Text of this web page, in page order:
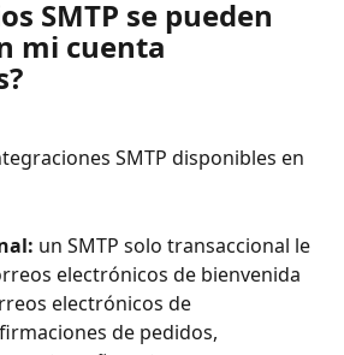
SMTP se pueden
mi cuenta
SMTP disponibles en
un SMTP solo transaccional le
electrónicos de bienvenida
electrónicos de
de pedidos,